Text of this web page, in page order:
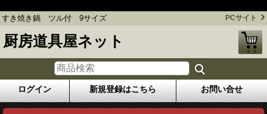
すき焼き鍋 ツル付 9サイズ PCサイト
厨房道具屋ネット
ログイン 新規登録はこちら お問い合せ